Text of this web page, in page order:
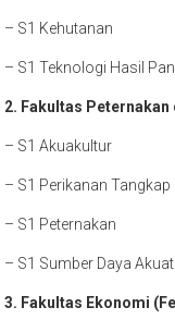
– S1 Kehutanan
– S1 Teknologi Hasil
2. Fakultas
– S1 Akuakultur
– S1 Perikanan Tangkap
– S1 Peternakan
– S1 Sumber Daya
3. Fakultas Ekonomi